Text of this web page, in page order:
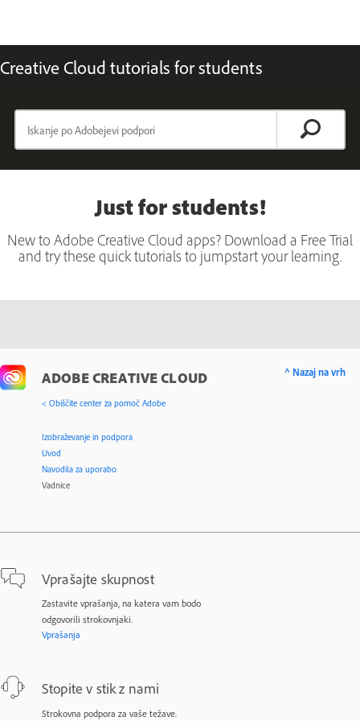
Creative Cloud tutorials for students
Just for students!
New to Adobe Creative Cloud apps? Download a Free Trial
and try these quick tutorials to jumpstart your learning.
ADOBE CREATIVE CLOUD
< Obiščite center za pomoč Adobe
Izobraževanje in podpora
Uvod
Navodila za uporabo
Vadnice
Vprašajte skupnost
Zastavite vprašanja, na katera vam bodo
odgovorili strokovnjaki.
Vprašanja
Stopite v stik z nami
Strokovna podpora za vaše težave.
^ Nazaj na vrh